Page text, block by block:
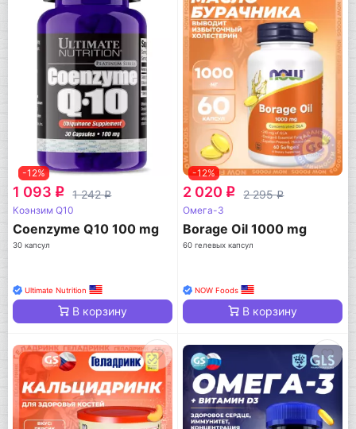
-12%
1 093 q 1 242q
Коэнзим Q10
Coenzyme Q10 100 mg
30 капсул
Ultimate Nutrition
В корзину
-12%
2 020 q 2 295q
Омега-3
Borage Oil 1000 mg
60 гелевых капсул
NOW Foods
В корзину